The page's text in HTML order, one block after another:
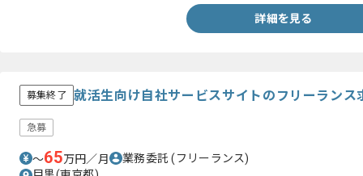
詳細を見る
募集終了 就活生向け自社サービスサイトのフリーランス
急募
〜65万円／月 業務委託(フリーランス)